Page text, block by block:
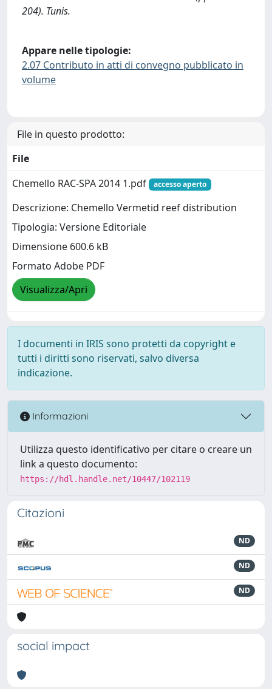
204). Tunis.
Appare nelle tipologie:
2.07 Contributo in atti di convegno pubblicato in
volume
File in questo prodotto:
File
Chemello RAC-SPA 2014 1.pdf
accesso aperto
Descrizione: Chemello Vermetid reef distribution
Tipologia: Versione Editoriale
Dimensione 600.6 kB
Formato Adobe PDF
Visualizza/Apri
I documenti in IRIS sono protetti da copyright e
tutti i diritti sono riservati, salvo diversa
indicazione.
Informazioni
Utilizza questo identificativo per citare o creare un
link a questo documento:
https://hdl.handle.net/10447/102119
Citazioni
ND
ND
ND
social impact